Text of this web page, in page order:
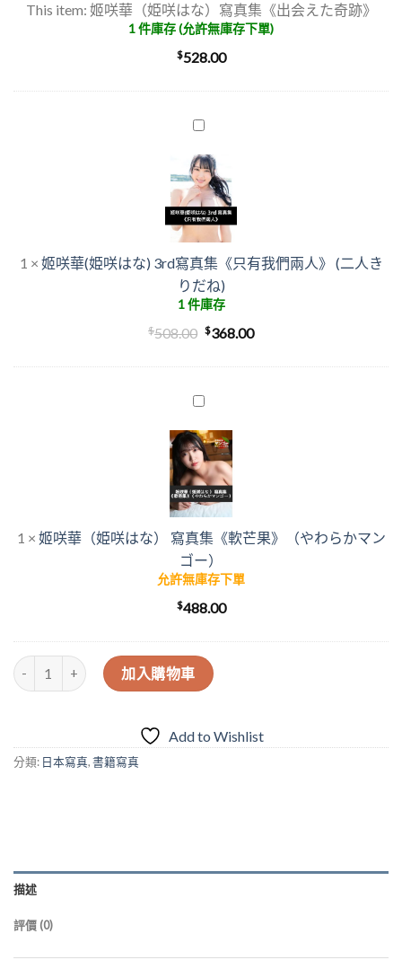
寫
真
集
え
奇
跡》
This item: 姬咲華（姫咲はな）寫真集《出会えた奇跡》
1 件庫存 (允許無庫存下單)
$528.00
姬
華
(姫
咲
は
3rd
寫
真
集
有
我
兩
人》
(二
人
き
り
だ
ね)
1 × 姬咲華(姫咲はな) 3rd寫真集《只有我們兩人》 (二人き
りだね)
1 件庫存
$508.00 原
格：
$368.00目
姬
華
（姫
咲
は
寫
真
集
《軟
（や
わ
か
マ
1 × 姬咲華（姫咲はな） 寫真集《軟芒果》（やわらかマン
ゴー）
允許無庫存下單
$488.00
姬咲華（姫咲はな）寫真集《出会えた奇跡》 數量
加入購物車
Add to Wishlist
分類: 日本寫真,書籍寫真
描述
評價 (0)